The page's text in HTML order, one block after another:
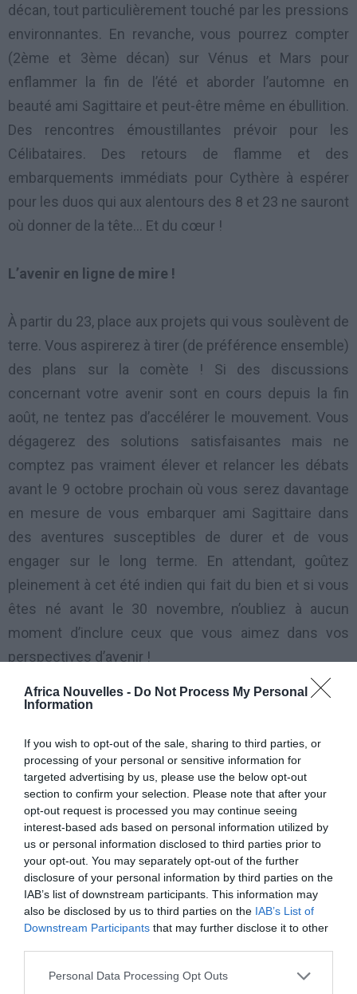
Africa Nouvelles - Do Not Process My Personal
Information
If you wish to opt-out of the sale, sharing to third parties, or
processing of your personal or sensitive information for
targeted advertising by us, please use the below opt-out
section to confirm your selection. Please note that after your
opt-out request is processed you may continue seeing
interest-based ads based on personal information utilized by
us or personal information disclosed to third parties prior to
your opt-out. You may separately opt-out of the further
disclosure of your personal information by third parties on the
IAB’s list of downstream participants. This information may
also be disclosed by us to third parties on the IAB’s List of
Downstream Participants that may further disclose it to other
Personal Data Processing Opt Outs
décan, tout particulièrement touché par les pressions
environnantes. En revanche, vous pourrez compter
(2ème et 3ème décan) sur Vénus et Mars pour
enflammer la fin de l’été et aborder l’automne en
beauté ami Sagittaire et peut-être même en ébullition.
Des rencontres émoustillantes prévoir pour les
Célibataires. Des retours de flamme et des
embarquements immédiats pour Cythère à espérer
pour les duos qui aux alentours des 8 et 23 ne sauront
où donner de la tête… Et du cœur !
L’avenir en ligne de mire !
À partir du 23, place aux projets qui vous soulèvent de
terre. Vous aspirerez à tirer (de préférence ensemble)
des plans sur la comète ! Si des discussions
concernant votre avenir sont en cours depuis la fin
août, ne tentez pas d’accélérer le mouvement. Vous
dégagerez des solutions satisfaisantes mais ne
comptez pas vraiment élever et relancer les débats
avant le 9 octobre prochain où vous serez davantage
en mesure de vous embarquer ami Sagittaire dans
des aventures susceptibles de durer et de vous
engager sur le long terme. En attendant, goûtez
pleinement à cet été indien qui fait du bien et si vous
êtes né avant le 30 novembre, n’oubliez à aucun
moment d’inclure ceux que vous aimez dans vos
perspectives d’avenir !
1er décan (23 novembre-2 décembre) :
Vous êtes tout particulièrement visé en septembre
par une conjoncture astrale peu favorable aux
relations limpides notamment avec votre famille qui
pourrait tenter alors de vous faire payer cher votre
négligence. En couple quelle que soit votre activité et
l’ampleur de vos ambitions, réservez un peu de votre
précieux temps pour entretenir les liens avec vos
forcément de ne pas être au centre de vos priorités.